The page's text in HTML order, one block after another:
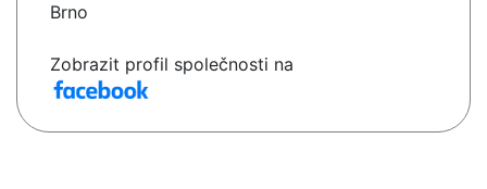
Brno
Zobrazit profil společnosti na